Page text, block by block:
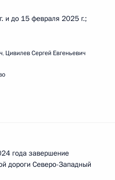
и до 15 февраля 2025 г.;
, Цивилев Сергей Евгеньевич
года завершение
дороги Северо-Западный